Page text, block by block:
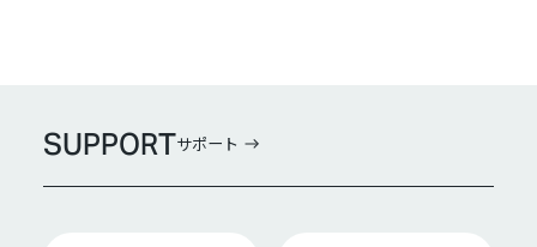
SUPPORTサポート